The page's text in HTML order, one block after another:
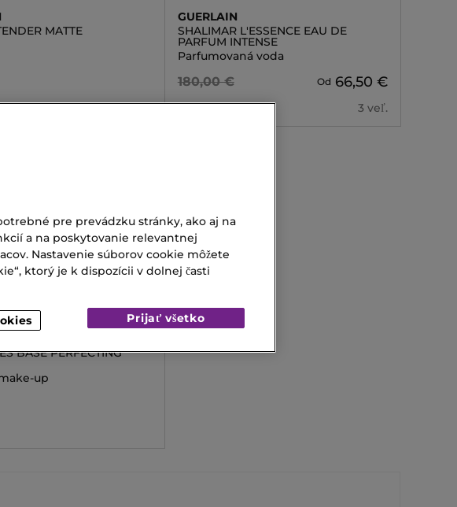
MATTE
GUERLAIN
SHALIMAR L'ESSENCE EAU DE
PARFUM INTENSE
Parfumovaná voda
180,00 € Od 66,50 €
3 veľ.
BASE PERFECTING
up
pre prevádzku stránky, ako aj na
a na poskytovanie relevantnej
Nastavenie súborov cookie môžete
ktorý je k dispozícii v dolnej časti
Prijať všetko